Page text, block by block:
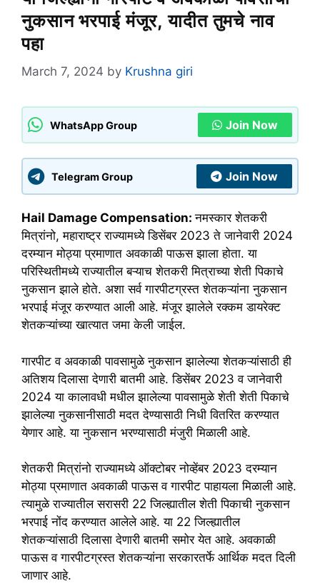
नुकसान भरपाई मंजूर, यादीत तुमचे नाव
पहा
March 7, 2024 by Krushna giri
WhatsApp Group Join Now
Telegram Group Join Now
Hail Damage Compensation:नमस्कार शेतकरी
मित्रांनो, महाराष्ट्र राज्यामध्ये डिसेंबर 2023 ते जानेवारी 2024
दरम्यान मोठ्या प्रमाणात अवकाळी पाऊस झाला होता. या
परिस्थितीमध्ये राज्यातील बऱ्याच शेतकरी मित्राच्या शेती पिकाचे
नुकसान झाले होते. अशा सर्व गारपीटग्रस्त शेतकऱ्यांना नुकसान
भरपाई मंजूर करण्यात आली आहे. मंजूर झालेले रक्कम डायरेक्ट
शेतकऱ्यांच्या खात्यात जमा केली जाईल.
गारपीट व अवकाळी पावसामुळे नुकसान झालेल्या शेतकऱ्यांसाठी ही
अतिशय दिलासा देणारी बातमी आहे. डिसेंबर 2023 व जानेवारी
2024 या कालावधी मधील झालेल्या पावसामुळे शेती शेती पिकाचे
झालेल्या नुकसानीसाठी मदत देण्यासाठी निधी वितरित करण्यात
येणार आहे. या नुकसान भरण्यासाठी मंजुरी मिळाली आहे.
शेतकरी मित्रांनो राज्यामध्ये ऑक्टोबर नोव्हेंबर 2023 दरम्यान
मोठ्या प्रमाणात अवकाळी पाऊस व गारपीट पाहायला मिळाली आहे.
त्यामुळे राज्यातील सरासरी 22 जिल्ह्यातील शेती पिकाची नुकसान
भरपाई नोंद करण्यात आलेले आहे. या 22 जिल्ह्यातील
शेतकऱ्यांसाठी दिलासा देणारी बातमी समोर येत आहे. अवकाळी
पाऊस व गारपीटग्रस्त शेतकऱ्यांना सरकारतर्फे आर्थिक मदत दिली
जाणार आहे.